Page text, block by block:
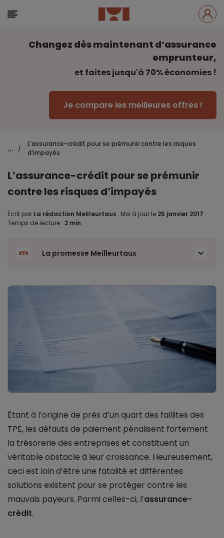
Changez dès maintenant d’assurance
emprunteur,
et faites jusqu'à 70% économies !
Je compare les meilleures offres !
... /
L’assurance-crédit pour se prémunir contre les risques
d’impayés
L’assurance-crédit pour se prémunir
contre les risques d’impayés
Écrit par La rédaction Meilleurtaux . Mis à jour le 25 janvier 2017 .
Temps de lecture : 2 min
La promesse Meilleurtaux
Étant à l’origine de près d’un quart des faillites des
TPE, les défauts de paiement pénalisent fortement
la trésorerie des entreprises et constituent un
véritable obstacle à leur croissance. Heureusement,
ceci est loin d’être une fatalité et différentes
solutions existent pour se protéger contre les
mauvais payeurs. Parmi celles-ci, l’assurance-
crédit.